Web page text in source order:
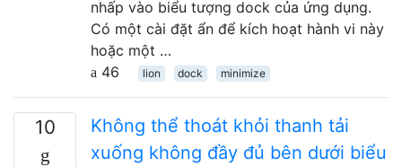
nhấp vào biểu tượng dock của ứng dụng.
Có một cài đặt ẩn để kích hoạt hành vi này
hoặc một …
46
lion dock minimize
10
Không thể thoát khỏi thanh tải
xuống không đầy đủ bên dưới biểu